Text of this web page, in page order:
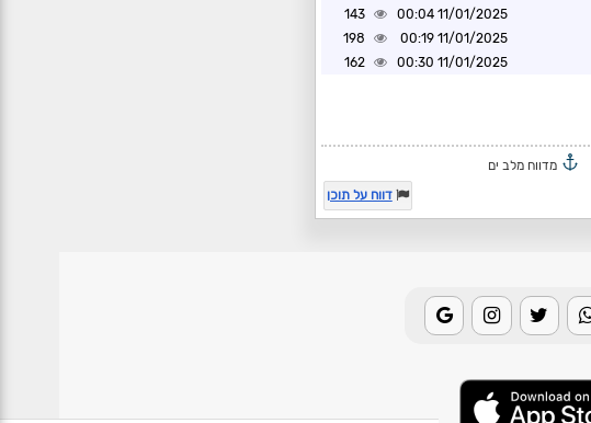
11/01/2025 00:04
143
11/01/2025 00:19
198
11/01/2025 00:30
162
מדווח מלב ים
דווח על תוכן